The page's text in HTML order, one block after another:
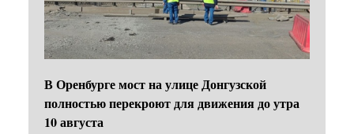
В Оренбурге мост на улице Донгузской
полностью перекроют для движения до утра
10 августа